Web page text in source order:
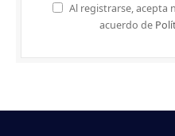
Al registrarse, acepta
acuerdo de